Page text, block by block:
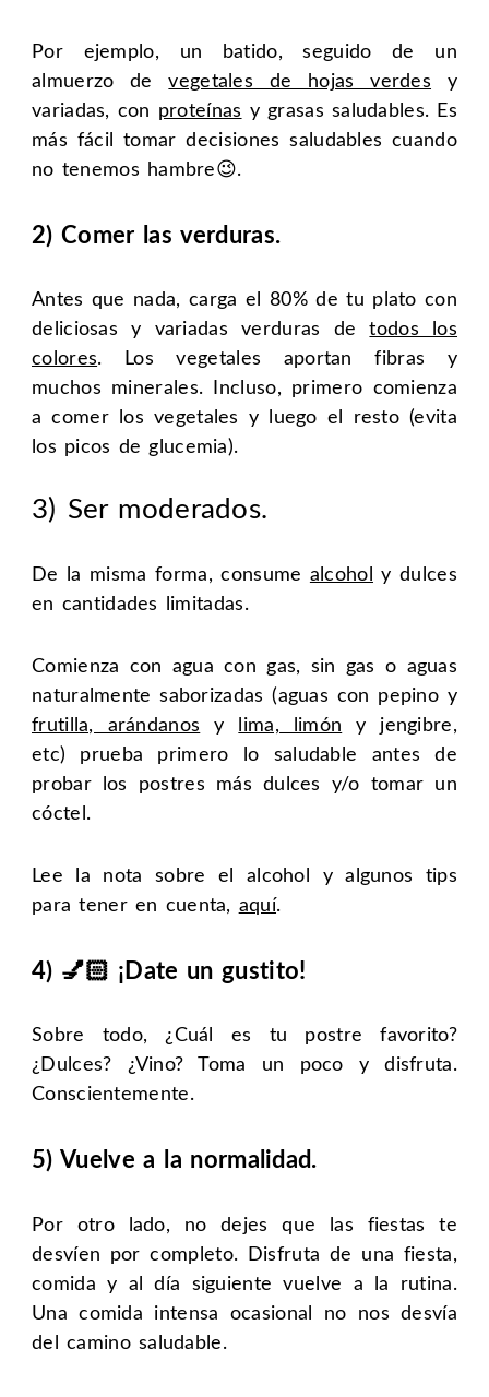
Por ejemplo, un batido, seguido de un
almuerzo devegetales de hojas verdes y
variadas, con proteínas y grasas saludables. Es
más fácil tomar decisiones saludables cuando
no tenemos hambre😉.
2) Comer las verduras.
Antes que nada, carga el 80% de tu plato con
deliciosas y variadas verduras detodos los
colores. Los vegetales aportan fibras y
muchos minerales. Incluso, primero comienza
a comer los vegetales y luego el resto (evita
los picos de glucemia).
3) Ser moderados.
De la misma forma, consume alcohol
y dulces
en cantidades limitadas.
Comienza con agua con gas, sin gas o aguas
naturalmente saborizadas (aguas con pepino y
frutilla, arándanos y lima, limón y jengibre,
etc) prueba primero lo saludable antes de
probar los postres más dulces y/o tomar un
cóctel.
Lee la nota sobre el alcohol y algunos tips
para tener en cuenta, aquí.
4) 💅🏻 ¡Date un gustito!
Sobre todo, ¿Cuál es tu postre favorito?
¿Dulces? ¿Vino? Toma un poco y disfruta.
Conscientemente.
5) Vuelve a la normalidad.
Por otro lado, no dejes que las fiestas te
desvíen por completo. Disfruta de una fiesta,
comida y al día siguiente vuelve a la rutina.
Una comida intensa ocasional no nos desvía
del camino saludable.